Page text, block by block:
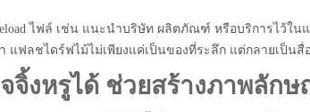
ไฟล์ เช่น แนะนำบริษัท ผลิตภัณฑ์ หรือบริการไว้ใ
แฟลชไดร์ฟไม้ไม่เพียงแค่เป็นของที่ระลึก แต่กลายเป็น
จิ้งหรูได้ ช่วยสร้างภาพลัก